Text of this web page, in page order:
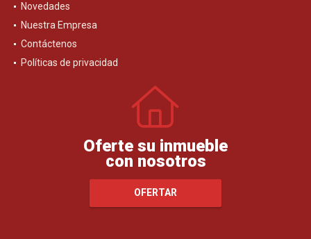
Novedades
Nuestra Empresa
Contáctenos
Políticas de privacidad
Oferte su inmueble
con nosotros
OFERTAR